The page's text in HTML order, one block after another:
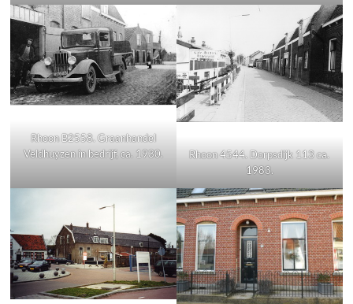
Rhoon B2558. Graanhandel
Veldhuyzen in bedrijf, ca. 1930.
Rhoon 4544. Dorpsdijk 113 ca.
1983.